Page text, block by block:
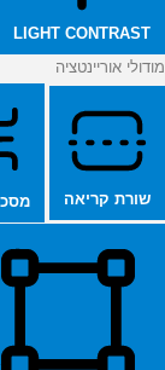
LIGHT CONTRAST
מודולי אוריינטציה
שורת קריאה